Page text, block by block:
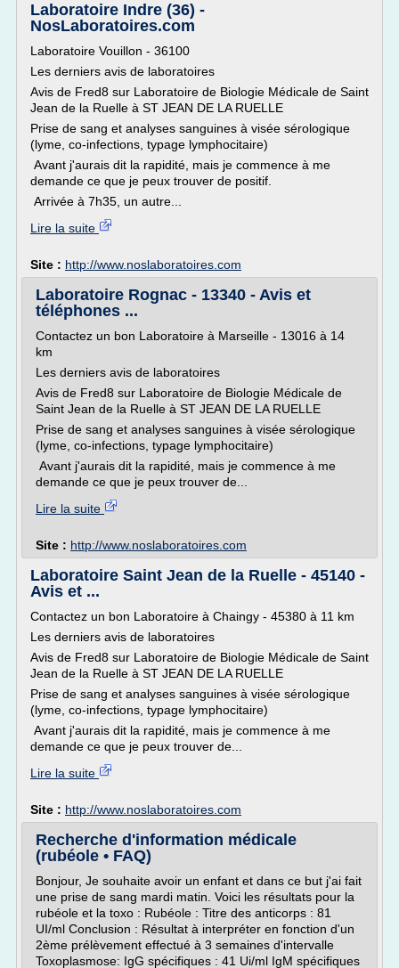
Laboratoire Indre (36) -
NosLaboratoires.com
Laboratoire Vouillon - 36100
Les derniers avis de laboratoires
Avis de Fred8 sur Laboratoire de Biologie Médicale de Saint
Jean de la Ruelle à ST JEAN DE LA RUELLE
Prise de sang et analyses sanguines à visée sérologique
(lyme, co-infections, typage lymphocitaire)
Avant j'aurais dit la rapidité, mais je commence à me
demande ce que je peux trouver de positif.
Arrivée à 7h35, un autre...
Lire la suite
Site : http://www.noslaboratoires.com
Laboratoire Rognac - 13340 - Avis et
téléphones ...
Contactez un bon Laboratoire à Marseille - 13016 à 14
km
Les derniers avis de laboratoires
Avis de Fred8 sur Laboratoire de Biologie Médicale de
Saint Jean de la Ruelle à ST JEAN DE LA RUELLE
Prise de sang et analyses sanguines à visée sérologique
(lyme, co-infections, typage lymphocitaire)
Avant j'aurais dit la rapidité, mais je commence à me
demande ce que je peux trouver de...
Lire la suite
Site : http://www.noslaboratoires.com
Laboratoire Saint Jean de la Ruelle - 45140 -
Avis et ...
Contactez un bon Laboratoire à Chaingy - 45380 à 11 km
Les derniers avis de laboratoires
Avis de Fred8 sur Laboratoire de Biologie Médicale de Saint
Jean de la Ruelle à ST JEAN DE LA RUELLE
Prise de sang et analyses sanguines à visée sérologique
(lyme, co-infections, typage lymphocitaire)
Avant j'aurais dit la rapidité, mais je commence à me
demande ce que je peux trouver de...
Lire la suite
Site : http://www.noslaboratoires.com
Recherche d'information médicale
(rubéole • FAQ)
Bonjour, Je souhaite avoir un enfant et dans ce but j'ai fait
une prise de sang mardi matin. Voici les résultats pour la
rubéole et la toxo : Rubéole : Titre des anticorps : 81
UI/ml Conclusion : Résultat à interpréter en fonction d'un
2ème prélèvement effectué à 3 semaines d'intervalle
Toxoplasmose: IgG spécifiques : 41 Ui/ml IgM spécifiques